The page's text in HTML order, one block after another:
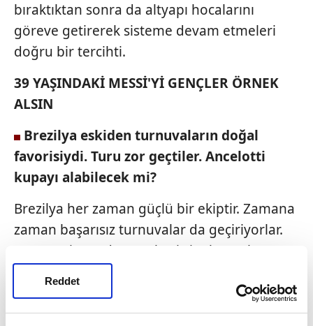
Reddet
bıraktıktan sonra da altyapı hocalarını
göreve getirerek sisteme devam etmeleri
doğru bir tercihti.
39 YAŞINDAKİ MESSİ'Yİ GENÇLER ÖRNEK
ALSIN
Brezilya eskiden turnuvaların doğal
favorisiydi. Turu zor geçtiler. Ancelotti
kupayı alabilecek mi?
Brezilya her zaman güçlü bir ekiptir. Zamana
zaman başarısız turnuvalar da geçiriyorlar.
Bu şampiyonada Ancelotti'yi takımın başına
getirdiler. Ancelotti'nin iki özelliği var.
Deneyimli ve taktisyen. Bunun dışında şansı
da olan bir teknik adam. Günümüz